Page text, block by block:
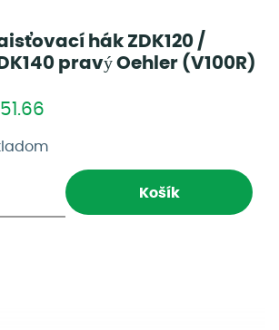
hák ZDK120 /
pravý Oehler (V100R)
Košík